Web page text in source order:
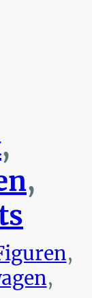
,
,
,
,